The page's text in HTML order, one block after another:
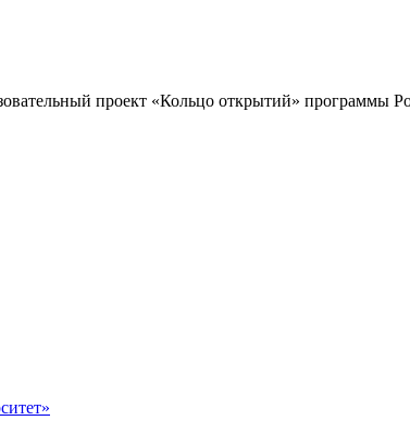
проект «Кольцо открытий» программы